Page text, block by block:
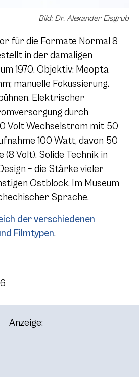
Bild: Dr. Alexander Eisgrub
für die Formate Normal 8
in der damaligen
1970. Objektiv: Meopta
manuelle Fokussierung.
Elektrischer
durch
Volt Wechselstrom mit 50
100 Watt, davon 50
Volt). Solide Technik in
– die Stärke vieler
Ostblock. Im Museum
Sprache.
der verschiedenen
Filmtypen.
Anzeige: